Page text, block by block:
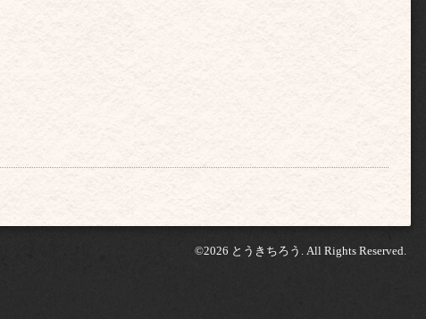
©2026 とうきちろう . All Rights Reserved.